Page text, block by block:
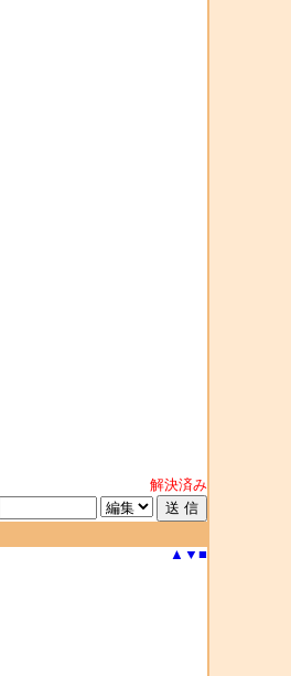
解決済み
▲ ▼ ■